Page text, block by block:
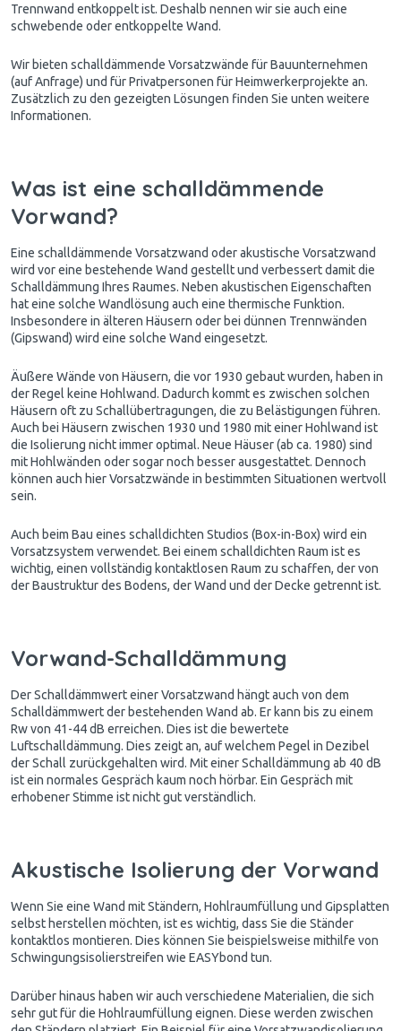
Trennwand entkoppelt ist. Deshalb nennen wir sie auch eine
schwebende oder entkoppelte Wand.
Wir bieten schalldämmende Vorsatzwände für Bauunternehmen
(auf Anfrage) und für Privatpersonen für Heimwerkerprojekte an.
Zusätzlich zu den gezeigten Lösungen finden Sie unten weitere
Informationen.
Was ist eine schalldämmende
Vorwand?
Eine schalldämmende Vorsatzwand oder akustische Vorsatzwand
wird vor eine bestehende Wand gestellt und verbessert damit die
Schalldämmung Ihres Raumes. Neben akustischen Eigenschaften
hat eine solche Wandlösung auch eine thermische Funktion.
Insbesondere in älteren Häusern oder bei dünnen Trennwänden
(Gipswand) wird eine solche Wand eingesetzt.
Äußere Wände von Häusern, die vor 1930 gebaut wurden, haben in
der Regel keine Hohlwand. Dadurch kommt es zwischen solchen
Häusern oft zu Schallübertragungen, die zu Belästigungen führen.
Auch bei Häusern zwischen 1930 und 1980 mit einer Hohlwand ist
die Isolierung nicht immer optimal. Neue Häuser (ab ca. 1980) sind
mit Hohlwänden oder sogar noch besser ausgestattet. Dennoch
können auch hier Vorsatzwände in bestimmten Situationen wertvoll
sein.
Auch beim Bau eines schalldichten Studios (Box-in-Box) wird ein
Vorsatzsystem verwendet. Bei einem schalldichten Raum ist es
wichtig, einen vollständig kontaktlosen Raum zu schaffen, der von
der Baustruktur des Bodens, der Wand und der Decke getrennt ist.
Vorwand-Schalldämmung
Der Schalldämmwert einer Vorsatzwand hängt auch von dem
Schalldämmwert der bestehenden Wand ab. Er kann bis zu einem
Rw von 41-44 dB erreichen. Dies ist die bewertete
Luftschalldämmung. Dies zeigt an, auf welchem Pegel in Dezibel
der Schall zurückgehalten wird. Mit einer Schalldämmung ab 40 dB
ist ein normales Gespräch kaum noch hörbar. Ein Gespräch mit
erhobener Stimme ist nicht gut verständlich.
Akustische Isolierung der Vorwand
Wenn Sie eine Wand mit Ständern, Hohlraumfüllung und Gipsplatten
selbst herstellen möchten, ist es wichtig, dass Sie die Ständer
kontaktlos montieren. Dies können Sie beispielsweise mithilfe von
Schwingungsisolierstreifen wie EASYbond tun.
Darüber hinaus haben wir auch verschiedene Materialien, die sich
sehr gut für die Hohlraumfüllung eignen. Diese werden zwischen